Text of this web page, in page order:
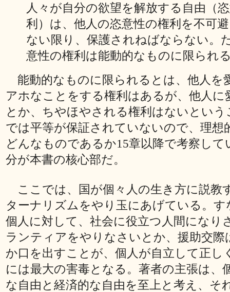
人々が自分の欲望を解放する自由（
利）は、他人の恣意性の権利を不可
ない限り、保護されねばならない。
意性の権利は能動的なものに限られ
能動的なものに限られるとは、他人を
アホなことをする権利はあるが、他人に
とか、ちやほやされる権利はないという
では平等が保証されていないので、理想
どんなものであるか15章以降で考察して
分が本書の核心部だ。
ここでは、国が個々人の生き方に説教
ターナリズムをやり玉にあげている。す
個人に対して、社会に役立つ人間になり
ランティアをやりなさいとか、援助交際
か口を出すことが、個人が自立して正し
には最大の害毒となる。著者の主張は、
な自由と経済的な自由を至上と考え、そ